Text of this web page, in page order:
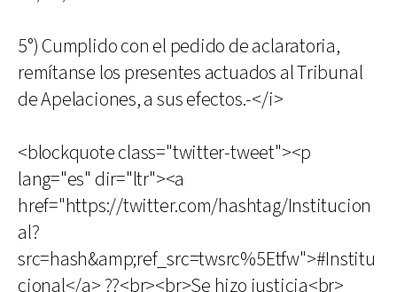
5°) Cumplido con el pedido de aclaratoria,
remítanse los presentes actuados al Tribunal
de Apelaciones, a sus efectos.-</i>
<blockquote class="twitter-tweet"><p
lang="es" dir="ltr"><a
href="https://twitter.com/hashtag/Institucion
al?
src=hash&amp;ref_src=twsrc%5Etfw">#Institu
cional</a> ??<br><br>Se hizo justicia<br>